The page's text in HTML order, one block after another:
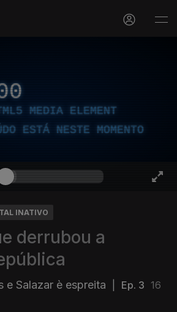
MEDIA ELEMENT
ESTÁ NESTE MOMENTO
INATIVO
derrubou a
e Salazar è espreita Ep. 3 16